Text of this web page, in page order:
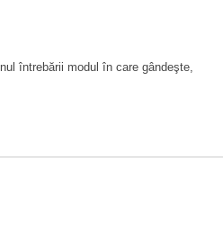
întrebării modul în care gândeşte,